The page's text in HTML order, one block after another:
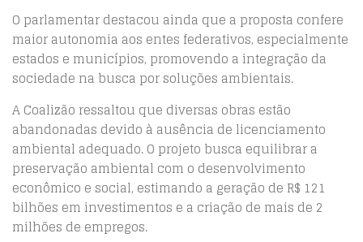
O parlamentar destacou ainda que a proposta confere
maior autonomia aos entes federativos, especialmente
estados e municípios, promovendo a integração da
sociedade na busca por soluções ambientais.
A Coalizão ressaltou que diversas obras estão
abandonadas devido à ausência de licenciamento
ambiental adequado. O projeto busca equilibrar a
preservação ambiental com o desenvolvimento
econômico e social, estimando a geração de R$ 121
bilhões em investimentos e a criação de mais de 2
milhões de empregos.